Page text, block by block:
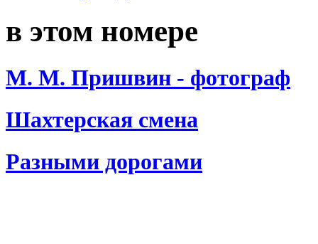
в этом номере
М. М. Пришвин - фотограф
Шахтерская смена
Разными дорогами